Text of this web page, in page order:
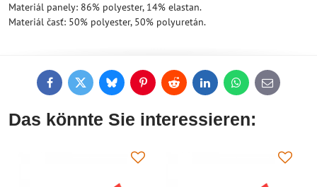
Materiál panely: 86% polyester, 14% elastan.
Materiál časť: 50% polyester, 50% polyuretán.
FacebookTwitterBlueskyPinterestReddit LinkedInWhatsApp
E-
mail
Das könnte Sie interessieren: